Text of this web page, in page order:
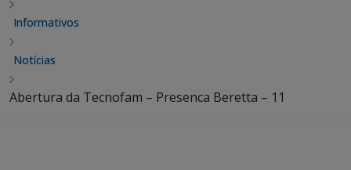
Informativos
Notícias
Abertura da Tecnofam – Presenca Beretta – 11